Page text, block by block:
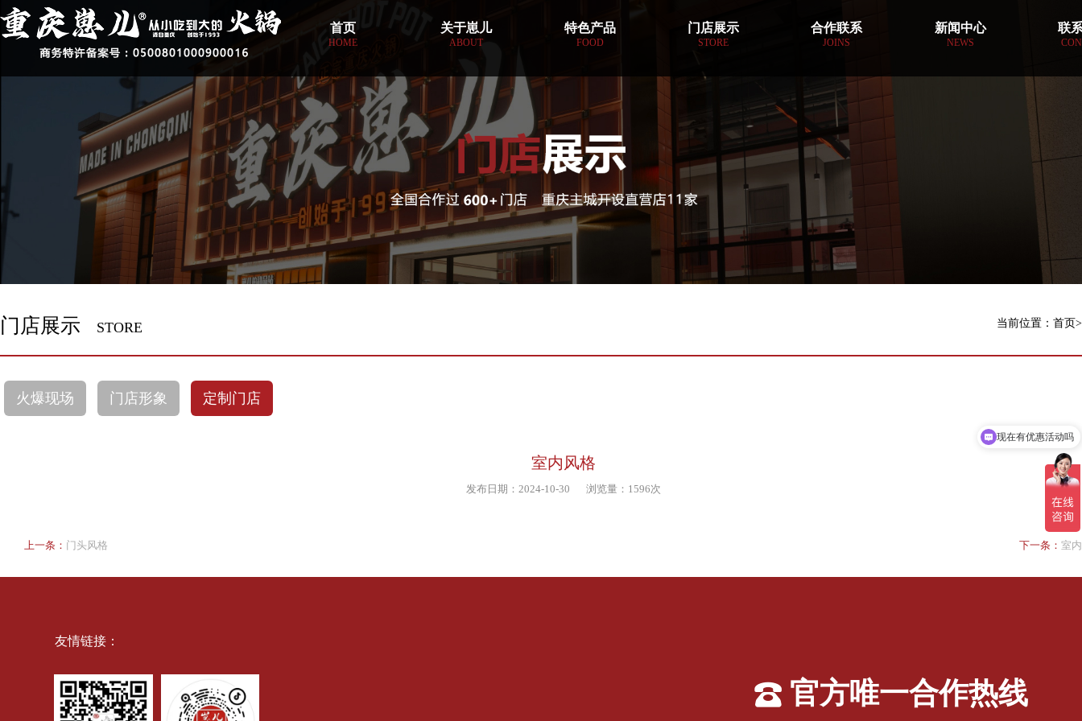
首页
HOME
关于崽儿
ABOUT
特色产品
FOOD
门店展示
STORE
合作联系
JOINS
新闻中心
NEWS
联
门店展示 STORE 当前位置： 首页>
火爆现场 门店形象 定制门店
室内风格
发布日期：2024-10-30 浏览量：1596次
上一条： 门头风格 下一条： 室
友情链接：
官方唯一合作热线
现在有优惠活动吗